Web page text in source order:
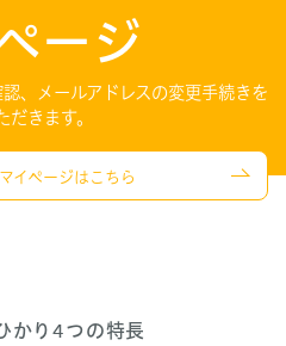
ージ
、メールアドレスの変更手続きを
だきます。
イページはこちら
かり4つの特長